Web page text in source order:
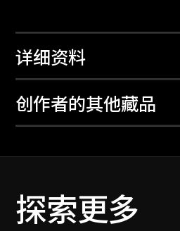
详细资料
创作者的其他藏品
探索更多